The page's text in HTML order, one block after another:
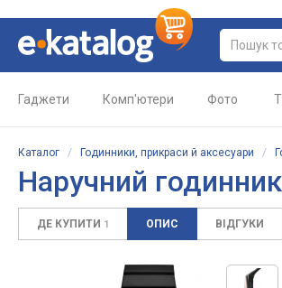
Гаджети Комп'ютери Фото
Каталог / Годинники, прикраси й аксесуари /
Наручний
ДЕ КУПИТИ 1 ОПИС ВІДГУКИ